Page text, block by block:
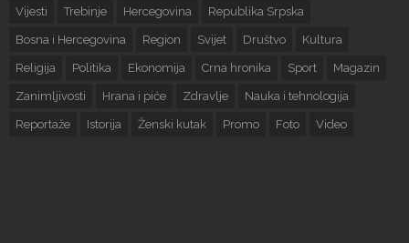
Vijesti Trebinje Hercegovina Republika Srpska
Bosna i Hercegovina Region Svijet Društvo Kultura
Religija Politika Ekonomija Crna hronika Sport Magazin
Zanimljivosti Hrana i piće Zdravlje Nauka i tehnologija
Reportaže Istorija Ženski kutak Promo Foto Video